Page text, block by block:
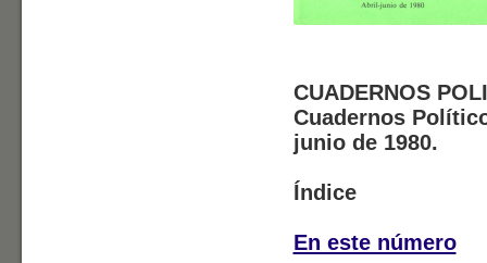
CUADERNOS
Cuadernos
junio de 1980.
Índice
En este número